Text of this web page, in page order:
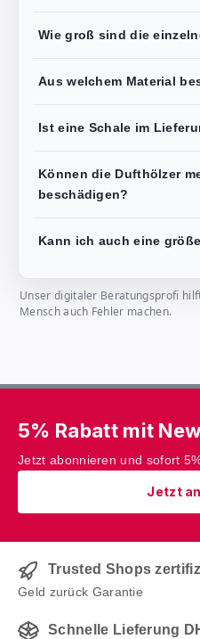
Wie groß sind die
Aus welchem Material
Ist eine Schale im
Können die Dufthölzer
beschädigen?
Kann ich auch eine
Unser digitaler Beratungsprofi
Mensch auch Fehler machen.
5% Rabatt mit
Jetzt abonnieren und sofort
Jetzt
Trusted Shops
Geld zurück Garantie
Schnelle Lieferung